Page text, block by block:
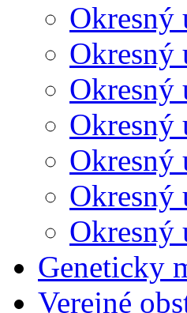
Okresný
Okresný
Okresný
Okresný
Okresný
Okresný
Okresný
Geneticky
Verejné